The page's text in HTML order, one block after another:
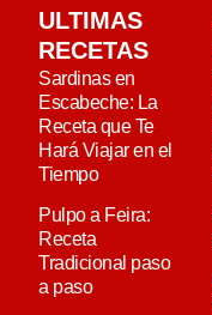
ULTIMAS
RECETAS
Sardinas en
Escabeche: La
Receta que Te
Hará Viajar en el
Tiempo
Pulpo a Feira:
Receta
Tradicional paso
a paso